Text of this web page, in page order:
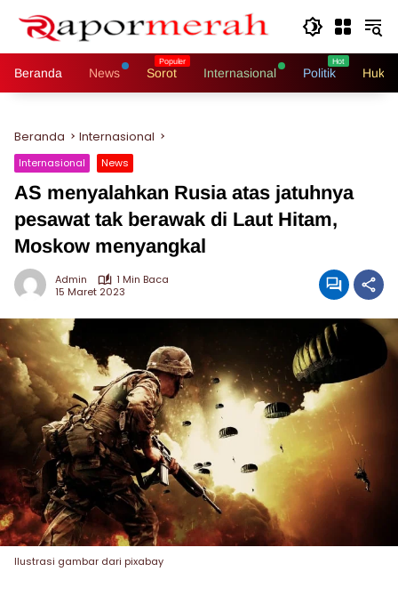
Beranda News Sorot Internasional Politik
Beranda Internasional
Internasional News
AS menyalahkan Rusia atas jatuhnya
pesawat tak berawak di Laut Hitam,
Moskow menyangkal
Admin
1 Min Baca
15 Maret 2023
Ilustrasi gambar dari pixabay